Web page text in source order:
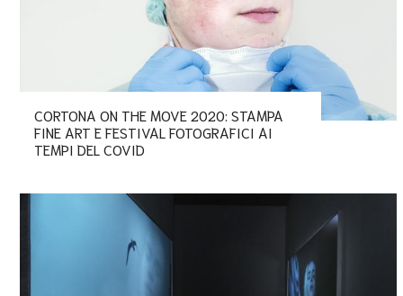
CORTONA ON THE MOVE 2020: STAMPA
FINE ART E FESTIVAL FOTOGRAFICI AI
TEMPI DEL COVID